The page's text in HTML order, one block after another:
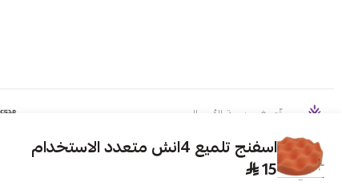
اسفنج تلميع 4انش متعدد الاستخدام
15
موثّق في منصة الأعمال